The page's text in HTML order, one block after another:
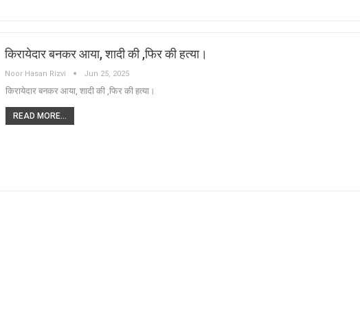
किरायेदार बनकर आया, शादी की ,फिर की हत्या।
Noor Hasan Rizvi Jun 25, 2025
किरायेदार बनकर आया, शादी की ,फिर की हत्या।
READ MORE...